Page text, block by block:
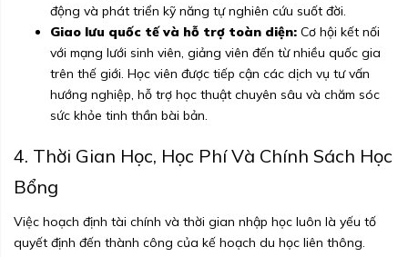
động và phát triển kỹ năng tự nghiên cứu suốt đời.
Giao lưu quốc tế và hỗ trợ toàn diện: Cơ hội kết nối
với mạng lưới sinh viên, giảng viên đến từ nhiều quốc gia
trên thế giới. Học viên được tiếp cận các dịch vụ tư vấn
hướng nghiệp, hỗ trợ học thuật chuyên sâu và chăm sóc
sức khỏe tinh thần bài bản.
4. Thời Gian Học, Học Phí Và Chính Sách Học
Bổng
Việc hoạch định tài chính và thời gian nhập học luôn là yếu tố
quyết định đến thành công của kế hoạch du học liên thông.